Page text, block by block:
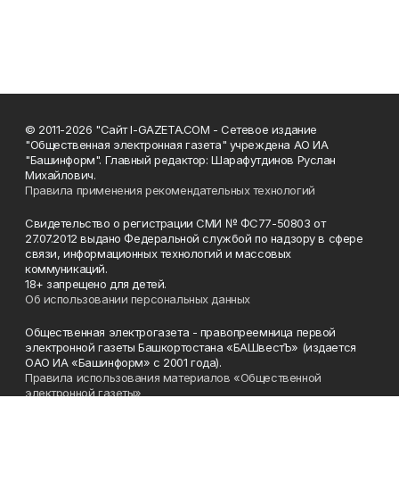
© 2011-2026 "Сайт I-GAZETA.COM - Сетевое издание
"Общественная электронная газета" учреждена АО ИА
"Башинформ". Главный редактор: Шарафутдинов Руслан
Михайлович.
Правила применения рекомендательных технологий
Свидетельство о регистрации СМИ № ФС77-50803 от
27.07.2012 выдано Федеральной службой по надзору в сфере
связи, информационных технологий и массовых
коммуникаций.
18+ запрещено для детей.
Об использовании персональных данных
Общественная электрогазета - правопреемница первой
электронной газеты Башкортостана «БАШвестЪ» (издается
ОАО ИА «Башинформ» с 2001 года).
Правила использования материалов «Общественной
электронной газеты»